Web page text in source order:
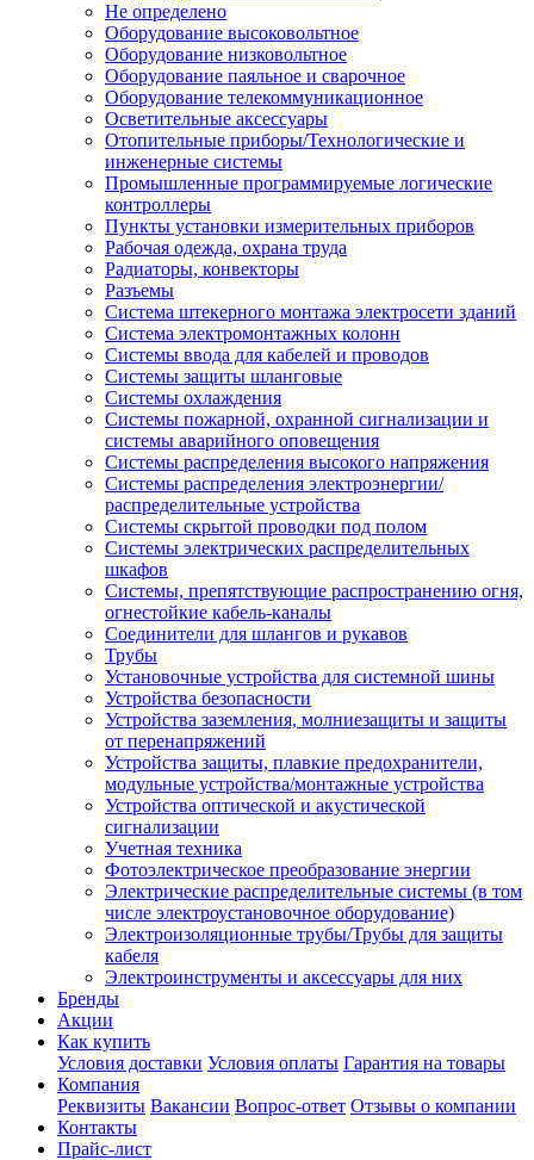
Не определено
Оборудование высоковольтное
Оборудование низковольтное
Оборудование паяльное и сварочное
Оборудование телекоммуникационное
Осветительные аксессуары
Отопительные приборы/Технологические и
инженерные системы
Промышленные программируемые логические
контроллеры
Пункты установки измерительных приборов
Рабочая одежда, охрана труда
Радиаторы, конвекторы
Разъемы
Система штекерного монтажа электросети зданий
Система электромонтажных колонн
Системы ввода для кабелей и проводов
Системы защиты шланговые
Системы охлаждения
Системы пожарной, охранной сигнализации и
системы аварийного оповещения
Системы распределения высокого напряжения
Системы распределения электроэнергии/
распределительные устройства
Системы скрытой проводки под полом
Системы электрических распределительных
шкафов
Системы, препятствующие распространению огня,
огнестойкие кабель-каналы
Соединители для шлангов и рукавов
Трубы
Установочные устройства для системной шины
Устройства безопасности
Устройства заземления, молниезащиты и защиты
от перенапряжений
Устройства защиты, плавкие предохранители,
модульные устройства/монтажные устройства
Устройства оптической и акустической
сигнализации
Учетная техника
Фотоэлектрическое преобразование энергии
Электрические распределительные системы (в том
числе электроустановочное оборудование)
Электроизоляционные трубы/Трубы для защиты
кабеля
Электроинструменты и аксессуары для них
Бренды
Акции
Как купить
Условия доставки Условия оплаты Гарантия на товары
Компания
Реквизиты Вакансии Вопрос-ответ Отзывы о компании
Контакты
Прайс-лист